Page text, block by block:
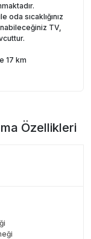
sıcaklığınız
TV,
17 km
Özellikleri